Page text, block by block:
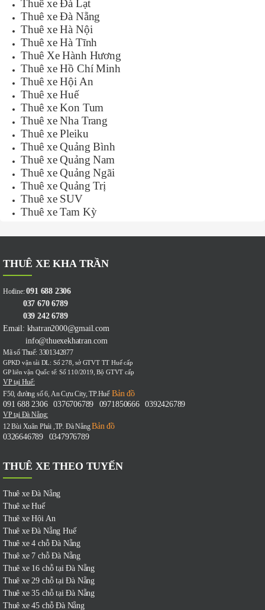
Thuê xe Đà Lạt
Thuê xe Đà Nẵng
Thuê xe Hà Nội
Thuê xe Hà Tĩnh
Thuê Xe Hành Hương
Thuê xe Hồ Chí Minh
Thuê xe Hội An
Thuê xe Huế
Thuê xe Kon Tum
Thuê xe Nha Trang
Thuê xe Pleiku
Thuê xe Quảng Bình
Thuê xe Quảng Nam
Thuê xe Quảng Ngãi
Thuê xe Quảng Trị
Thuê xe SUV
Thuê xe Tam Kỳ
THUÊ XE KHA TRẦN
Hotline:091 688 2306
037 670 6789
039 242 6789
Email: khatran2000@gmail.com
info@thuexekhatran.com
Mã số Thuế: 3301342877
GPKD vận tải DL: Số 278, sở GTVT TT Huế cấp
GP liên vận Quốc tế: Số 110/2019, Bộ GTVT cấp
VP tại Huế:
F50, đường số 6, An Cựu City, TP.HuếBản đồ
091 688 2306
-0376706789 0971850666 -0392426789
VP tại Đà Nẵng:
12 Bùi Xuân Phái ,TP. Đà NẵngBản đồ
0326646789
0347976789
THUÊ XE THEO TUYẾN
Thuê xe Đà Nẵng
Thuê xe Huế
Thuê xe Hội An
Thuê xe Đà Nẵng Huế
Thuê xe 4 chỗ Đà Nẵng
Thuê xe 7 chỗ Đà Nẵng
Thuê xe 16 chỗ tại Đà Nẵng
Thuê xe 29 chỗ tại Đà Nẵng
Thuê xe 35 chỗ tại Đà Nẵng
Thuê xe 45 chỗ Đà Nẵng